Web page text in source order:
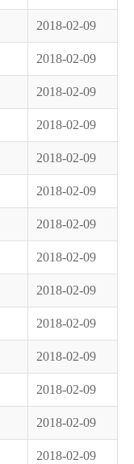
2018-02-09
2018-02-09
2018-02-09
2018-02-09
2018-02-09
2018-02-09
2018-02-09
2018-02-09
2018-02-09
2018-02-09
2018-02-09
2018-02-09
2018-02-09
2018-02-09